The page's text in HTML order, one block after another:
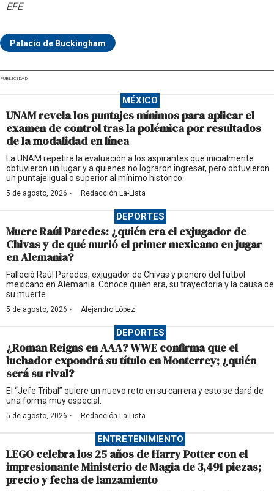
EFE
Palacio de Buckingham
PUBLICIDAD
MÉXICO
UNAM revela los puntajes mínimos para aplicar el
examen de control tras la polémica por resultados
de la modalidad en línea
La UNAM repetirá la evaluación a los aspirantes que inicialmente
obtuvieron un lugar y a quienes no lograron ingresar, pero obtuvieron
un puntaje igual o superior al mínimo histórico.
5 de agosto, 2026 · Redacción La-Lista
DEPORTES
Muere Raúl Paredes: ¿quién era el exjugador de
Chivas y de qué murió el primer mexicano en jugar
en Alemania?
Falleció Raúl Paredes, exjugador de Chivas y pionero del futbol
mexicano en Alemania. Conoce quién era, su trayectoria y la causa de
su muerte.
5 de agosto, 2026 · Alejandro López
DEPORTES
¿Roman Reigns en AAA? WWE confirma que el
luchador expondrá su título en Monterrey; ¿quién
será su rival?
El “Jefe Tribal” quiere un nuevo reto en su carrera y esto se dará de
una forma muy especial.
5 de agosto, 2026 · Redacción La-Lista
ENTRETENIMIENTO
LEGO celebra los 25 años de Harry Potter con el
impresionante Ministerio de Magia de 3,491 piezas;
precio y fecha de lanzamiento